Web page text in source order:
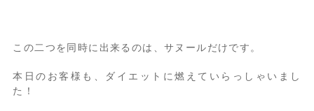
この二つを同時に出来るのは、サヌールだけです。
本日のお客様も、ダイエットに燃えていらっしゃいまし
た！